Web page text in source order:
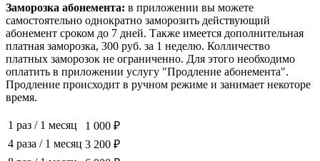
Заморозка абонемента: в приложении вы можете
самостоятельно однократно заморозить действующий
абонемент сроком до 7 дней. Также имеется дополнительная
платная заморозка, 300 руб. за 1 неделю. Колличество
платных заморозок не ограниченно. Для этого необходимо
оплатить в приложении услугу "Продление абонемента".
Продление происходит в ручном режиме и занимает некоторе
время.
1 раз / 1 месяц
1 000 ₽
4 раза / 1 месяц 3 200 ₽